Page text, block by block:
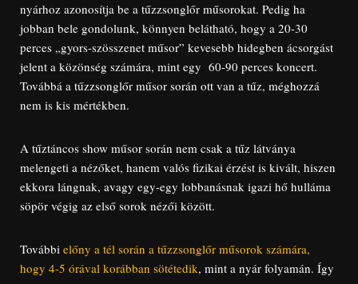
nyárhoz azonosítja be a tűzzsonglőr műsorokat. Pedig ha
jobban bele gondolunk, könnyen belátható, hogy a 20-30
perces „gyors-szösszenet műsor” kevesebb hidegben ácsorgást
jelent a közönség számára, mint egy 60-90 perces koncert.
Továbbá a tűzzsonglőr műsor során ott van a tűz, méghozzá
nem is kis mértékben.
A tűztáncos show műsor során nem csak a tűz látványa
melengeti a nézőket, hanem valós fizikai érzést is kivált, hiszen
ekkora lángnak, avagy egy-egy lobbanásnak igazi hő hulláma
söpör végig az első sorok nézői között.
További előny a tél során a tűzzsonglőr műsorok számára,
hogy 4-5 órával korábban sötétedik, mint a nyár folyamán. Így